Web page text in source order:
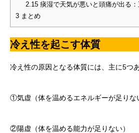
2.15痰湿で天気が悪いと頭痛が出る
3 まとめ
冷え性を起こす体質
冷え性の原因となる体質には、主に5つあ
①気虚（体を温めるエネルギーが足りな
②陽虚（体を温める能力が足りない）